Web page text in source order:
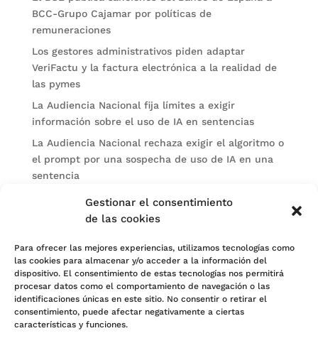
Gestionar el consentimiento
de las cookies
Para ofrecer las mejores experiencias, utilizamos tecnologías como
las cookies para almacenar y/o acceder a la información del
dispositivo. El consentimiento de estas tecnologías nos permitirá
procesar datos como el comportamiento de navegación o las
identificaciones únicas en este sitio. No consentir o retirar el
consentimiento, puede afectar negativamente a ciertas
características y funciones.
BCC-Grupo Cajamar por políticas de
remuneraciones
Los gestores administrativos piden adaptar
VeriFactu y la factura electrónica a la realidad de
las pymes
La Audiencia Nacional fija límites a exigir
información sobre el uso de IA en sentencias
La Audiencia Nacional rechaza exigir el algoritmo o
el prompt por una sospecha de uso de IA en una
sentencia
Altonadock entra en concurso voluntario y abre
fase de liquidación en Madrid
Categorías
Actualidad
Noticias Jurídicas
Subastas